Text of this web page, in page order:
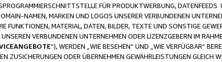
FÜR PRODUKTWERBUNG,
NAMEN, MARKEN UND LOGOS UNSERER VERBUNDENEN
FUNKTIONEN, MATERIAL, DATEN, BILDER, TEXTE UND SONSTIGE
VERBUNDENEN UNTERNEHMEN ODER LIZENZGEBERN IM
“), WERDEN „WIE BESEHEN“ UND „WIE VERFÜGBAR“
ZUSICHERUNGEN ODER ÜBERNEHMEN GEWÄHRLEISTUNGEN GLEICH